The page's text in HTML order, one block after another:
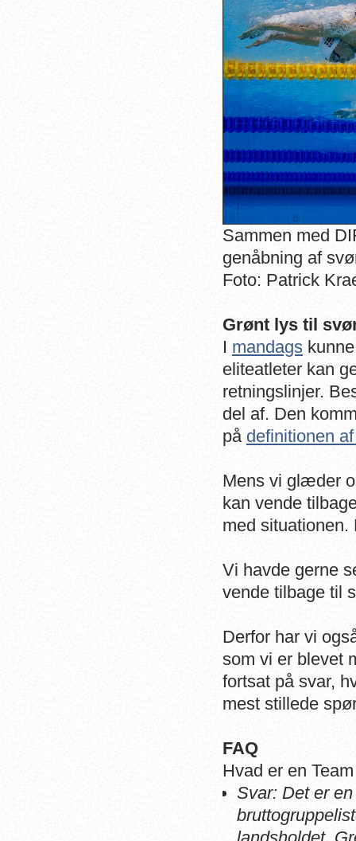
Sammen med
genåbning af
Foto: Patrick
Grønt lys til
I mandags
eliteatleter kan
retningslinjer.
del af. Den
på definitionen
Mens vi glæder
kan vende
med situationen.
Vi havde gerne
vende tilbage til
Derfor har vi
som vi er blevet
fortsat på svar,
mest stillede
FAQ
Hvad er en
Svar: Det er